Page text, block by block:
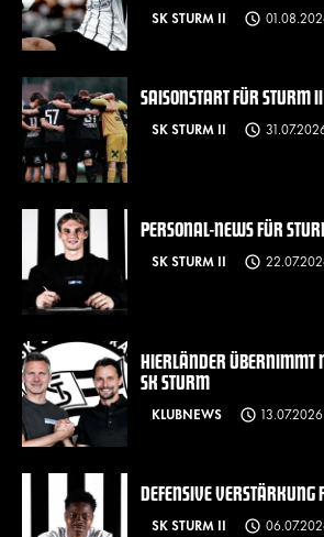
SK STURM II
SAISONSTART FÜR STURM II
SK STURM II
PERSONAL-NEWS FÜR
SK STURM II
HIERLÄNDER ÜBERNIMMT
SK STURM
KLUBNEWS 13.07.2026
DEFENSIVE VERSTÄRKUNG
SK STURM II